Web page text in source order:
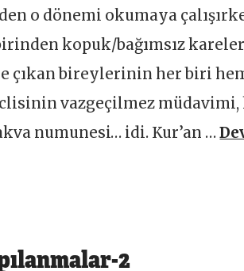
o dönemi okumaya
kopuk/bağımsız
çıkan bireylerinin her biri
vazgeçilmez müdavimi,
numunesi… idi. Kur’an …
2